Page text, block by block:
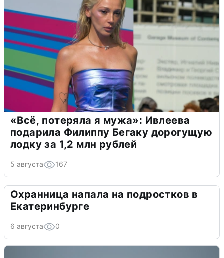
«Всё, потеряла я мужа»: Ивлеева
подарила Филиппу Бегаку дорогущую
лодку за 1,2 млн рублей
5 августа 167
Охранница напала на подростков в
Екатеринбурге
6 августа 0